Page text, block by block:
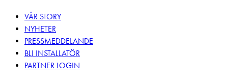
VÅR STORY
NYHETER
PRESSMEDDELANDE
BLI INSTALLATÖR
PARTNER LOGIN